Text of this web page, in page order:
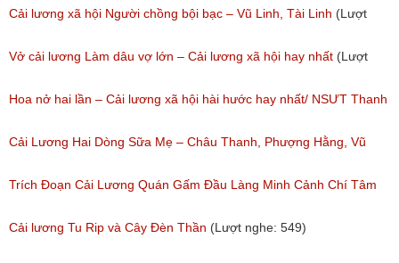
(Lượt nghe: 776)
Cải lương xã hội Người chồng bội bạc – Vũ Linh, Tài Linh (Lượt
nghe: 473)
Vở cải lương Làm dâu vợ lớn – Cải lương xã hội hay nhất (Lượt
nghe: 383)
Hoa nở hai lần – Cải lương xã hội hài hước hay nhất/ NSƯT Thanh
Ngân, NSƯT Vũ Linh
(Lượt nghe: 191)
Cải Lương Hai Dòng Sữa Mẹ – Châu Thanh, Phượng Hằng, Vũ
Minh Vương, Linh Vương, Phương Hồng Thủy
(Lượt nghe: 609)
Trích Đoạn Cải Lương Quán Gấm Đầu Làng Minh Cảnh Chí Tâm
(Lượt nghe: 285)
Cải lương Tu Rip và Cây Đèn Thần (Lượt nghe: 549)